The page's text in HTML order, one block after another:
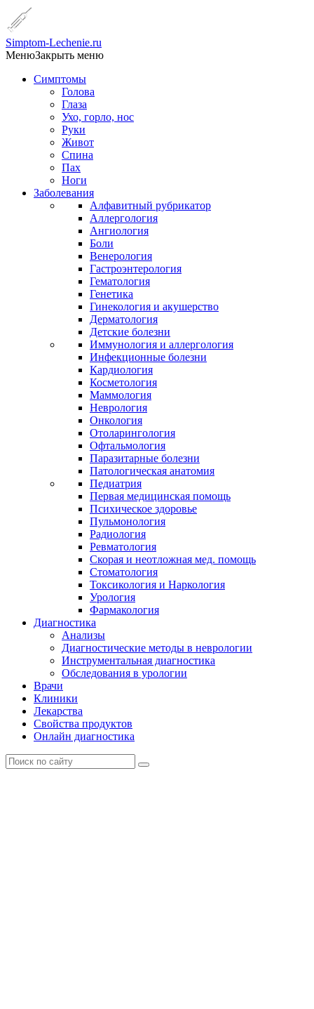
Simptom-Lechenie.ru
МенюЗакрыть меню
Симптомы
Голова
Глаза
Ухо, горло, нос
Руки
Живот
Спина
Пах
Ноги
Заболевания
Алфавитный рубрикатор
Аллергология
Ангиология
Боли
Венерология
Гастроэнтерология
Гематология
Генетика
Гинекология и акушерство
Дерматология
Детские болезни
Иммунология и аллергология
Инфекционные болезни
Кардиология
Косметология
Маммология
Неврология
Онкология
Отоларингология
Офтальмология
Паразитарные болезни
Патологическая анатомия
Педиатрия
Первая медицинская помощь
Психическое здоровье
Пульмонология
Радиология
Ревматология
Скорая и неотложная мед. помощь
Стоматология
Токсикология и Наркология
Урология
Фармакология
Диагностика
Анализы
Диагностические методы в неврологии
Инструментальная диагностика
Обследования в урологии
Врачи
Клиники
Лекарства
Свойства продуктов
Онлайн диагностика